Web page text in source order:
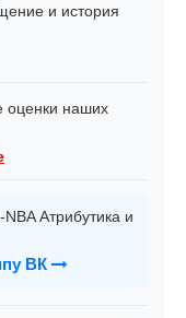
и история
оценки наших
Атрибутика и
ВК